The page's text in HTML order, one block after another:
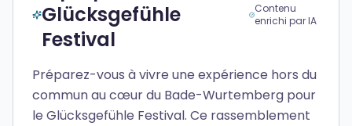
Glücksgefühle
Festival
Contenu
enrichi par IA
Préparez-vous à vivre une expérience hors du
commun au cœur du Bade-Wurtemberg pour
le Glücksgefühle Festival. Ce rassemblement